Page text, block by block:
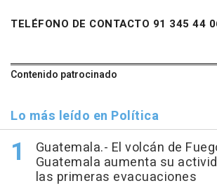
TELÉFONO DE CONTACTO 91 345 44
Contenido patrocinado
Lo más leído en Política
Guatemala.- El volcán de
Guatemala aumenta su
las primeras evacuaciones